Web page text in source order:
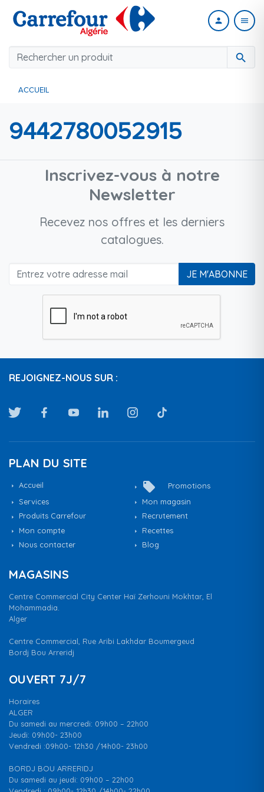
search
person menu
ACCUEIL
9442780052915
Inscrivez-vous à notre
Newsletter
Recevez nos offres et les derniers
catalogues.
JE M'ABONNE
REJOIGNEZ-NOUS SUR :
PLAN DU SITE
Accueil local_offer
Promotions
Services
Mon magasin
Produits Carrefour
Recrutement
Mon compte
Recettes
Nous contacter
Blog
MAGASINS
Centre Commercial City Center Haï Zerhouni Mokhtar, El
Mohammadia.
Alger
Centre Commercial, Rue Aribi Lakhdar Boumergeud
Bordj Bou Arreridj
OUVERT 7J/7
Horaires
ALGER
Du samedi au mercredi: 09h00 – 22h00
Jeudi: 09h00- 23h00
Vendredi :09h00- 12h30 /14h00- 23h00
BORDJ BOU ARRERIDJ
Du samedi au jeudi: 09h00 – 22h00